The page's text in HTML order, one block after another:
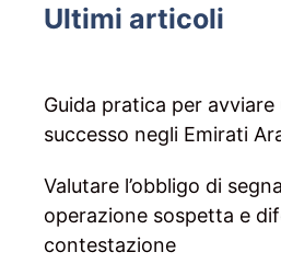
Ultimi articoli
Guida pratica per avviare
successo negli Emirati
Valutare l’obbligo di
operazione sospetta e
contestazione